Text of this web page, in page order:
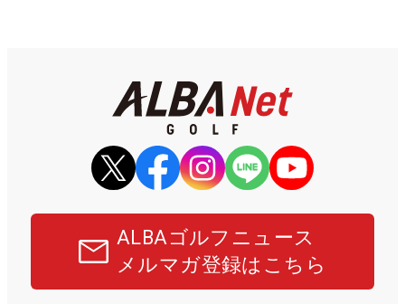
ALBAゴルフニュース
メルマガ登録はこちら